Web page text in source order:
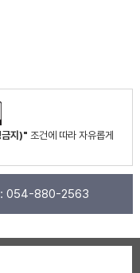
금지)" 조건에 따라 자유롭게
054-880-2563